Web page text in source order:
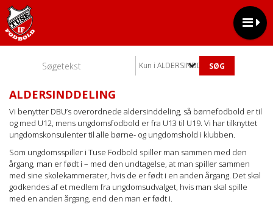
Kun i ALDERSINDDELING
ALDERSINDDELING
Vi benytter DBU’s overordnede aldersinddeling, så børnefodbold er til
og med U12, mens ungdomsfodbold er fra U13 til U19. Vi har tilknyttet
ungdomskonsulentertil alle børne- og ungdomshold i klubben.
Som ungdomsspiller i Tuse Fodbold spiller man sammen med den
årgang, man er født i – med den undtagelse, at man spiller sammen
med sine skolekammerater, hvis de er født i en anden årgang. Det skal
godkendes af et medlem fra ungdomsudvalget, hvis man skal spille
med en anden årgang, end den man er født i.